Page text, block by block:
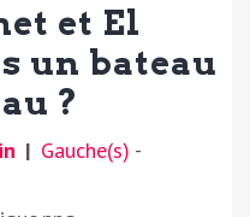
et El
un bateau
?
| Gauche(s) -